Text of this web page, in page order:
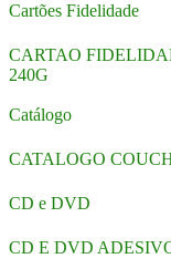
Cartões Fidelidade
CARTAO
240G
Catálogo
CATALOGO
CD e DVD
CD E DVD